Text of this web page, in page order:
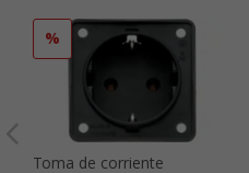
%
Toma de corriente